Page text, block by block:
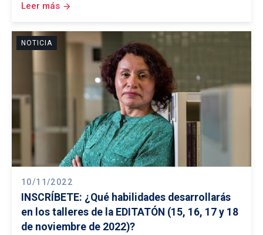
Leer más arrow_forward
NOTICIA
10/11/2022
INSCRÍBETE: ¿Qué habilidades desarrollarás
en los talleres de la EDITATÓN (15, 16, 17 y 18
de noviembre de 2022)?